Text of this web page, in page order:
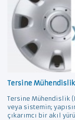
Tersine Mühendislik
Tersine Mühendislik
veya sistemin;
çıkarımcı bir akıl